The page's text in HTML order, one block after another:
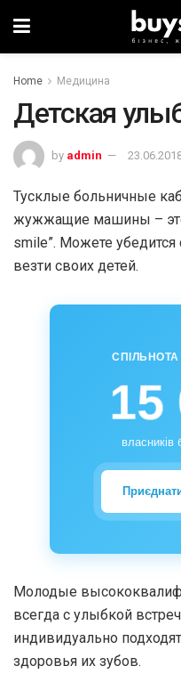
Home Медицина
Детская
by admin
Тусклые больничные
жужжащие машины – это
smile”. Можете
везти своих детей.
15
власників
Молодые
всегда с улыбкой
индивидуально
здоровья их зубов.